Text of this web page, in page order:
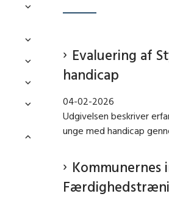
Evaluering af
handicap
04-02-2026
Udgivelsen beskriver
unge med handicap
Kommunernes